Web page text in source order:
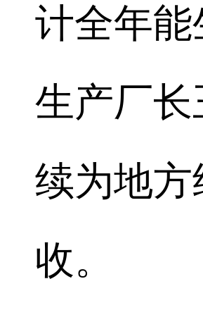
计全年能
生产厂长
续为地
收。